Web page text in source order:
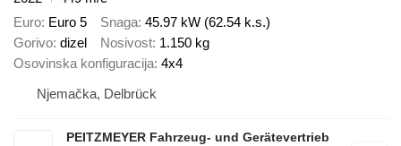
Euro Euro 5 Snaga 45.97 kW (62.54 k.s.)
Gorivo dizel Nosivost 1.150 kg
Osovinska konfiguracija 4x4
Njemačka, Delbrück
PEITZMEYER Fahrzeug- und Gerätevertrieb